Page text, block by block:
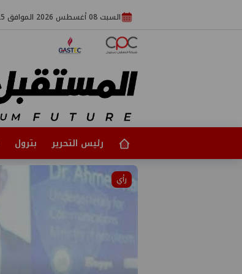
السبت 08 أغسطس 2026 الموافق 25 صفر 1448
رئيس التحرير بترول
المستقبل اليوم
المستقبل اليوم
أخبار